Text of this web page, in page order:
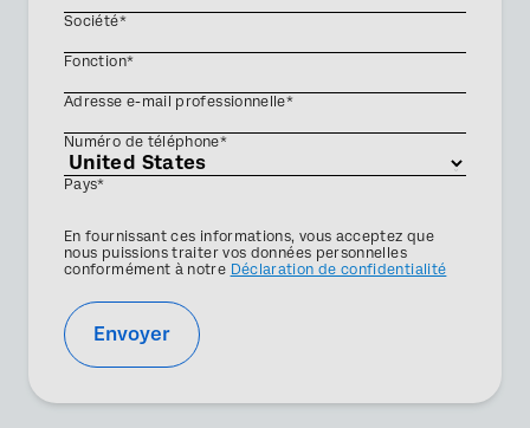
Société*
Fonction*
Adresse e-mail professionnelle*
Numéro de téléphone*
Pays*
Privacy
Optin
En fournissant ces informations, vous acceptez que
nous puissions traiter vos données personnelles
conformément à notre Déclaration de confidentialité
Envoyer